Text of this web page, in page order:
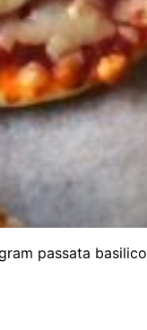
passata basilico